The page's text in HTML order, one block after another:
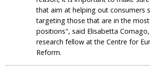
that aim at helping out consumers
targeting those that are in the
positions", said Elisabetta
research fellow at the Centre for
Reform.